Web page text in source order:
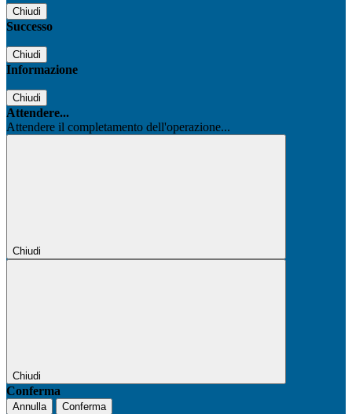
Chiudi
Successo
Chiudi
Informazione
Chiudi
Attendere...
Attendere il completamento dell'operazione...
Chiudi
Chiudi
Conferma
Annulla Conferma